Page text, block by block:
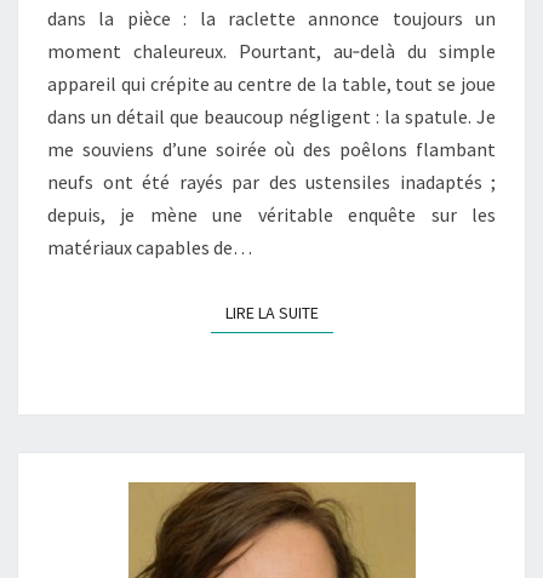
VOS
POÊLONS
?
dans la pièce : la raclette annonce toujours un
moment chaleureux. Pourtant, au‐delà du simple
appareil qui crépite au centre de la table, tout se joue
dans un détail que beaucoup négligent : la spatule. Je
me souviens d’une soirée où des poêlons flambant
neufs ont été rayés par des ustensiles inadaptés ;
depuis, je mène une véritable enquête sur les
matériaux capables de…
LIRE LA SUITELIRE LA SUITE